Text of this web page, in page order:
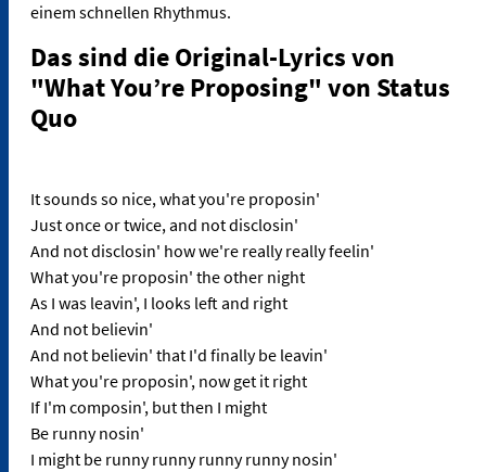
einem schnellen Rhythmus.
Das sind die Original-Lyrics von
"What You’re Proposing" von Status
Quo
It sounds so nice, what you're proposin'
Just once or twice, and not disclosin'
And not disclosin' how we're really really feelin'
What you're proposin' the other night
As I was leavin', I looks left and right
And not believin'
And not believin' that I'd finally be leavin'
What you're proposin', now get it right
If I'm composin', but then I might
Be runny nosin'
I might be runny runny runny runny nosin'